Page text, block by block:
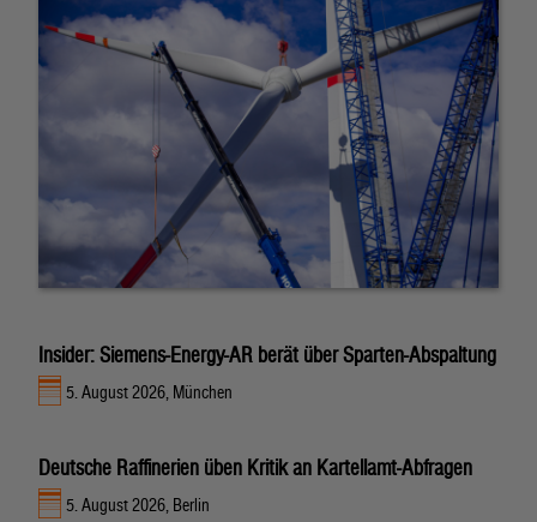
Insider: Siemens-Energy-AR berät über Sparten-Abspaltung
5. August 2026, München
Deutsche Raffinerien üben Kritik an Kartellamt-Abfragen
5. August 2026, Berlin